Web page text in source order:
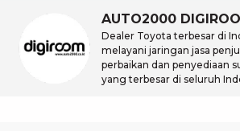
AUTO2000
Dealer Toyota terbesar di
melayani jaringan jasa
perbaikan dan penyediaan
yang terbesar di seluruh